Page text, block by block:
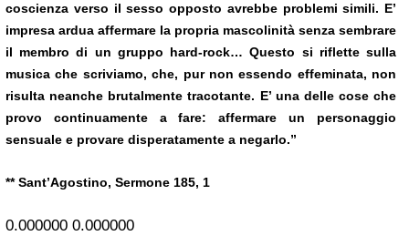
coscienza verso il sesso opposto avrebbe problemi simili. E’
impresa ardua affermare la propria mascolinità senza sembrare
il membro di un gruppo hard-rock… Questo si riflette sulla
musica che scriviamo, che, pur non essendo effeminata, non
risulta neanche brutalmente tracotante. E’ una delle cose che
provo continuamente a fare: affermare un personaggio
sensuale e provare disperatamente a negarlo.”
**Sant’Agostino, Sermone 185, 1
0.000000 0.000000